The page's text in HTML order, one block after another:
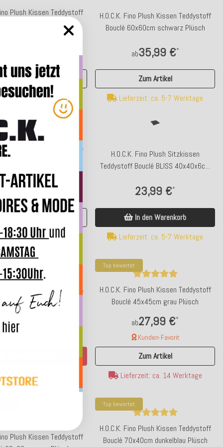
Plush Kissen Teddystoff
45x45cm weiß ecru Plüsch
Zum Artikel
ca. 2-4 Werktage
H.O.C.K. Fino Plush Kissen Teddystoff
Bouclé 60x60cm schwarz Plüsch
ab35,99 €*
Zum Artikel
Lieferzeit: ca. 5-7 Werktage
Plush Kissen Teddystoff
ab32,99 €*
Kunden-Favorit
ca. 14 Werktage
H.O.C.K. Fino Plush Sitzkissen
Teddystoff Bouclé BLISS 40x40x6cm
23,99 €*
In den Warenkorb
Lieferzeit: ca. 5-7 Werktage
Fino Plush Kissen Teddystoff
dunkelblau Plüsch
ab27,99 €
wieder verfügbar
Top bewertet
H.O.C.K. Fino Plush Kissen Teddystoff
Bouclé 45x45cm grau Plüsch
ab27,99 €*
Kunden-Favorit
Zum Artikel
Lieferzeit: ca. 14 Werktage
Plush Kissen Teddystoff
Top bewertet
H.O.C.K. Fino Plush Kissen Teddystoff
Bouclé 70x40cm dunkelblau Plüsch
bewertet
H.O.C.K. Darleen Outdoor Daybed ca.
(Rückenhöhe ca. 65cm) SAZU
Lieferzeit: 2 - 3 Wochen
Top bewertet
H.O.C.K. Lino-Leinen
38,99 €*
Kunden-Favorit
Lieferzeit: ca. 5-7